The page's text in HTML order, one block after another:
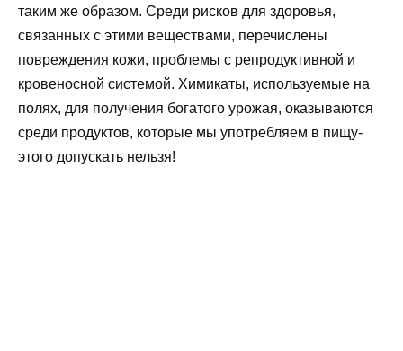
таким же образом. Среди рисков для здоровья,
связанных с этими веществами, перечислены
повреждения кожи, проблемы с репродуктивной и
кровеносной системой. Химикаты, используемые на
полях, для получения богатого урожая, оказываются
среди продуктов, которые мы употребляем в пищу-
этого допускать нельзя!